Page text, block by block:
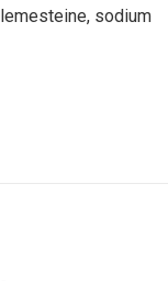
sodium